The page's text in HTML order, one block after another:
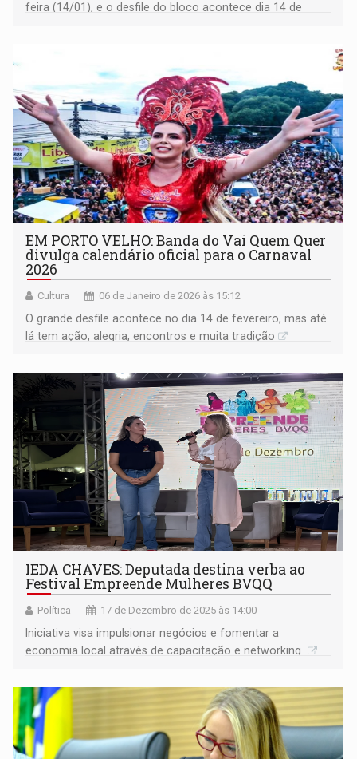
feira (14/01), e o desfile do bloco acontece dia 14 de
EM PORTO VELHO: Banda do Vai Quem Quer
divulga calendário oficial para o Carnaval
2026
Cultura 06 de Janeiro de 2026 às 15:12
O grande desfile acontece no dia 14 de fevereiro, mas até
lá tem ação, alegria, encontros e muita tradição
IEDA CHAVES: Deputada destina verba ao
Festival Empreende Mulheres BVQQ
Política 17 de Dezembro de 2025 às 14:00
Iniciativa visa impulsionar negócios e fomentar a
economia local através de capacitação e networking